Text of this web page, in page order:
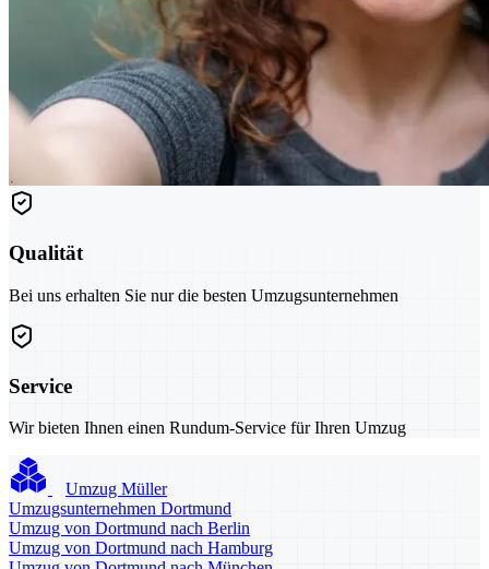
Qualität
Bei uns erhalten Sie nur die besten Umzugsunternehmen
Service
Wir bieten Ihnen einen Rundum-Service für Ihren Umzug
Umzug Müller
Umzugsunternehmen Dortmund
Umzug von Dortmund nach Berlin
Umzug von Dortmund nach Hamburg